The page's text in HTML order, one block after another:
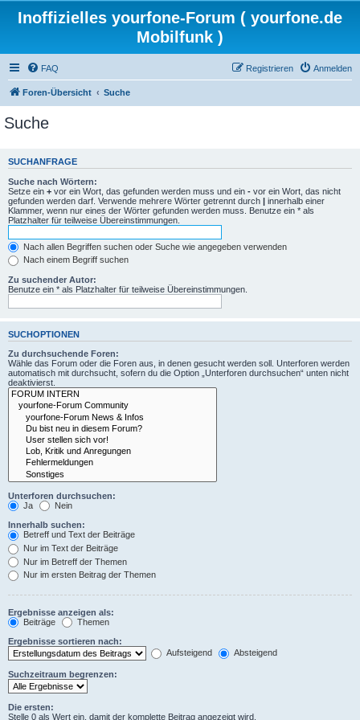
Inoffizielles yourfone-Forum ( yourfone.de
Mobilfunk )
FAQ Anmelden
Registrieren
Foren-Übersicht Suche
Suche
SUCHANFRAGE
Suche nach Wörtern:
Setze ein + vor ein Wort, das gefunden werden muss und ein - vor ein Wort, das nicht
gefunden werden darf. Verwende mehrere Wörter getrennt durch | innerhalb einer
Klammer, wenn nur eines der Wörter gefunden werden muss. Benutze ein * als
Platzhalter für teilweise Übereinstimmungen.
Nach allen Begriffen suchen oder Suche wie angegeben verwenden
Nach einem Begriff suchen
Zu suchender Autor:
Benutze ein * als Platzhalter für teilweise Übereinstimmungen.
SUCHOPTIONEN
Zu durchsuchende Foren:
Wähle das Forum oder die Foren aus, in denen gesucht werden soll. Unterforen werden
automatisch mit durchsucht, sofern du die Option „Unterforen durchsuchen“ unten nicht
deaktivierst.
Unterforen durchsuchen:
Ja
Nein
Innerhalb suchen:
Betreff und Text der Beiträge
Nur im Text der Beiträge
Nur im Betreff der Themen
Nur im ersten Beitrag der Themen
Ergebnisse anzeigen als:
Beiträge
Themen
Ergebnisse sortieren nach:
Aufsteigend
Absteigend
Suchzeitraum begrenzen:
Die ersten:
Stelle 0 als Wert ein, damit der komplette Beitrag angezeigt wird.